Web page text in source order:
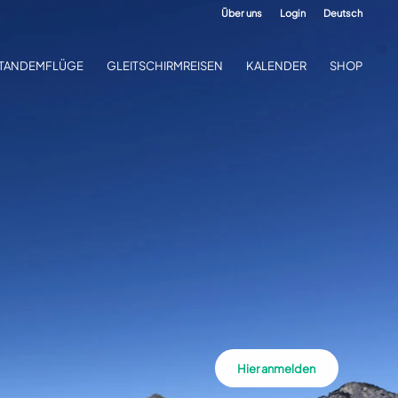
Hier anmelden
Über uns Login Deutsch
GLEITSCHIRMREISEN KALENDER SHOP